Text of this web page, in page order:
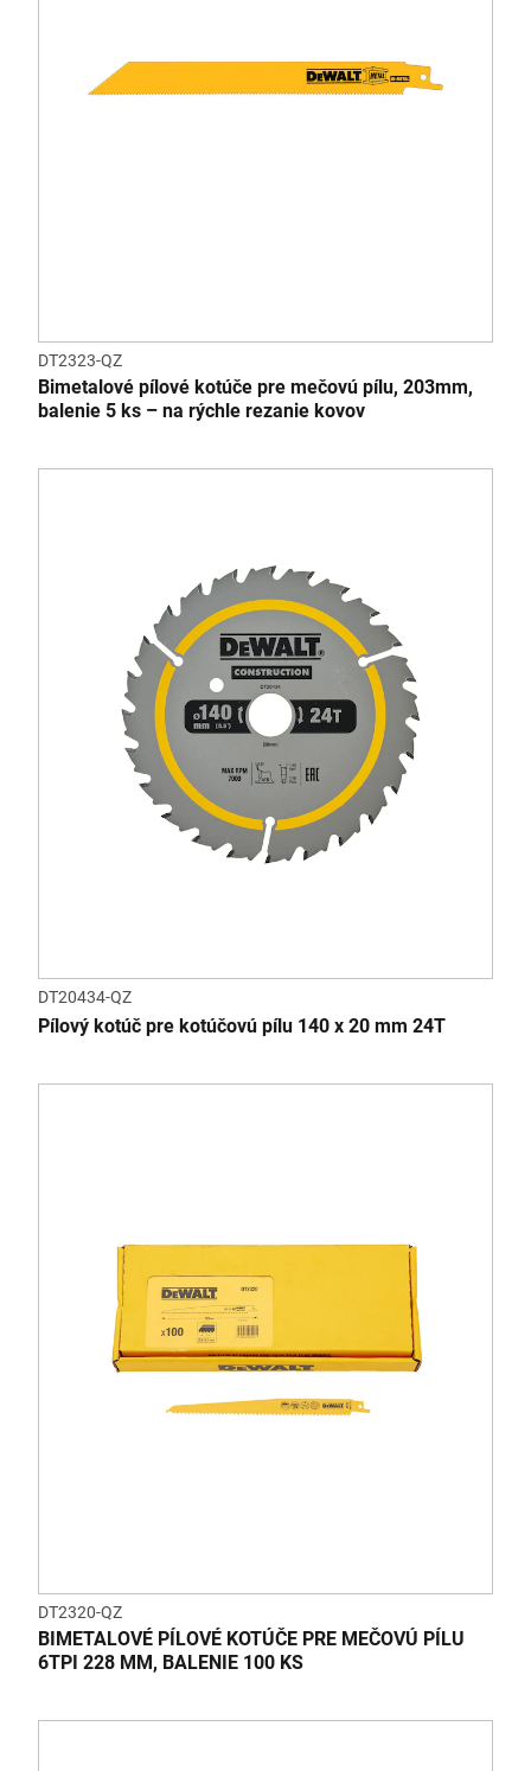
DT2323-QZ
Bimetalové pílové kotúče pre mečovú pílu, 203mm,
balenie 5 ks – na rýchle rezanie kovov
DT20434-QZ
Pílový kotúč pre kotúčovú pílu 140 x 20 mm 24T
DT2320-QZ
BIMETALOVÉ PÍLOVÉ KOTÚČE PRE MEČOVÚ PÍLU
6TPI 228 MM, BALENIE 100 KS